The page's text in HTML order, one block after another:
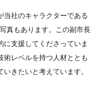
当社のキャラクターである
真もあります。この副市長
に支援してくださっていま
術レベルを持つ人材ととも
きたいと考えています。